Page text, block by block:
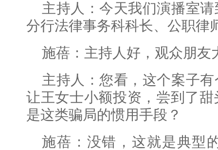
主持人：今天我们演播室
分行法律事务科科长、公职律
施蓓：主持人好，观众朋友
主持人：您看，这个案子
让王女士小额投资，尝到了
是这类骗局的惯用手段？
施蓓：没错，这就是典型